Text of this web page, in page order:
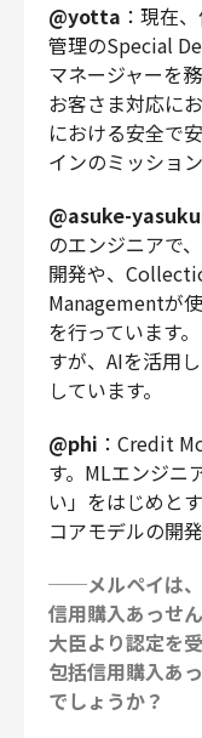
@yotta ：現在
管理のSpecial
マネージャーを
お客さま対応に
における安全で
インのミッション
@asuke-
のエンジニアで
開発や、
Managementが
を行っています
すが、AIを活用
しています。
@phi ：Credit
す。MLエンジニ
い」をはじめと
コアモデルの開
──メルペイは、
信用購入あっせ
大臣より認定を
包括信用購入あ
でしょうか？